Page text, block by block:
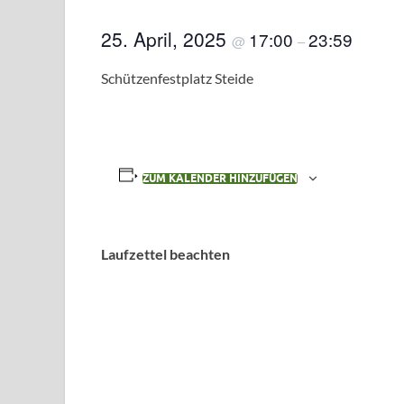
25. April, 2025 @ 17:00 –23:59
Schützenfestplatz Steide
ZUM KALENDER HINZUFÜGEN
Laufzettel beachten